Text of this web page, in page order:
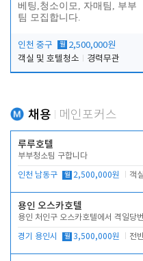
베팅,청소이모, 자매팀, 부부
팀 모집합니다.
인천 중구 월 2,500,000원
객실 및 호텔청소
경력무관
채용 메인포커스
루루호텔
부부청소팀 구합니다
인천 남동구 월 2,500,000원 객
용인 오스카호텔
용인 처인구 오스카호텔에서 격일당
경기 용인시 월 3,500,000원